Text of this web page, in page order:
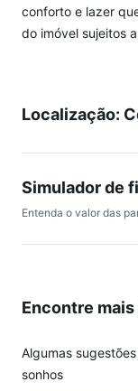
conforto e lazer
do imóvel sujeitos
Localização:
Simulador de
Entenda o valor das
Encontre
Algumas
sonhos